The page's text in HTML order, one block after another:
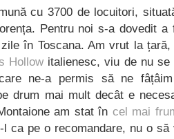
cu 3700 de locuitori,
Pentru noi s-a dovedit
în Toscana. Am vrut la
Hollow italienesc, viu de nu
ne-a permis să ne
drum mai mult decât e
am stat în cel mai
l ca pe o recomandare, nu o să